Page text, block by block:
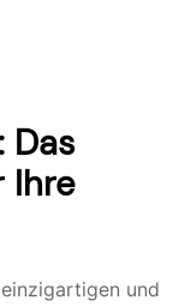
Das
Ihre
und